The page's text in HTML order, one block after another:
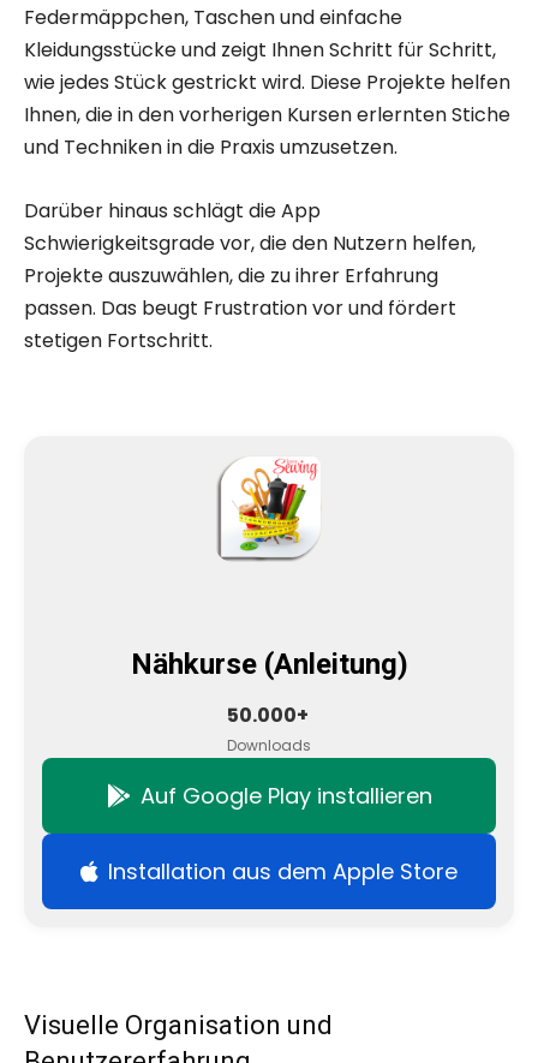
Federmäppchen, Taschen und einfache
Kleidungsstücke und zeigt Ihnen Schritt für Schritt,
wie jedes Stück gestrickt wird. Diese Projekte helfen
Ihnen, die in den vorherigen Kursen erlernten Stiche
und Techniken in die Praxis umzusetzen.
Darüber hinaus schlägt die App
Schwierigkeitsgrade vor, die den Nutzern helfen,
Projekte auszuwählen, die zu ihrer Erfahrung
passen. Das beugt Frustration vor und fördert
stetigen Fortschritt.
Nähkurse (Anleitung)
50.000+
Downloads
Auf Google Play installieren
Installation aus dem Apple Store
Visuelle Organisation und